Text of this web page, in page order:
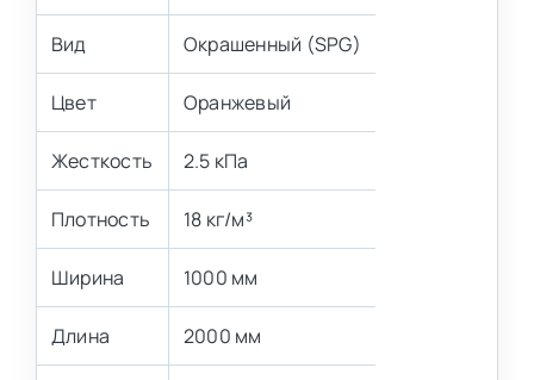
Вид Окрашенный (SPG)
Цвет Оранжевый
Жесткость 2.5 кПа
Плотность 18 кг/м³
Ширина 1000 мм
Длина 2000 мм